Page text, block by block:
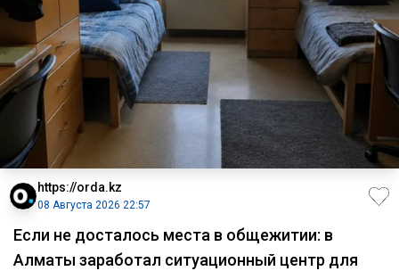
https://orda.kz
08 Августа 2026 22:57
Если не досталось места в общежитии: в
Алматы заработал ситуационный центр для